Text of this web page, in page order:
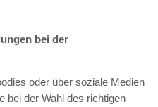
bei der
oder über soziale Medien
bei der Wahl des richtigen